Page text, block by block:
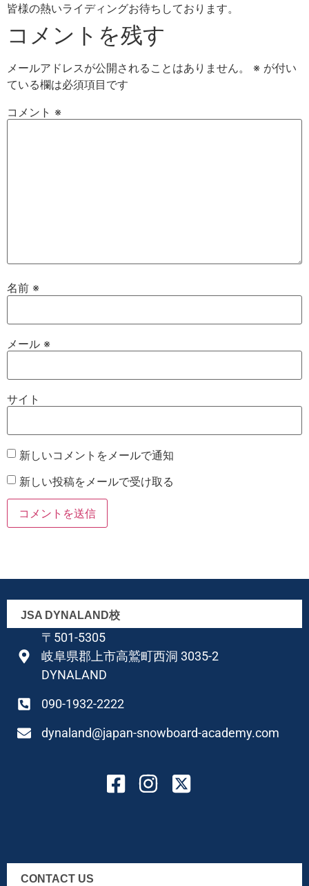
皆様の熱いライディングお待ちしております。
コメントを残す
メールアドレスが公開されることはありません。 ※ が付い
ている欄は必須項目です
コメント ※
名前 ※
メール ※
サイト
新しいコメントをメールで通知
新しい投稿をメールで受け取る
JSA DYNALAND校
〒501-5305
岐阜県郡上市高鷲町西洞 3035-2
DYNALAND
090-1932-2222
dynaland@japan-snowboard-academy.com
CONTACT US